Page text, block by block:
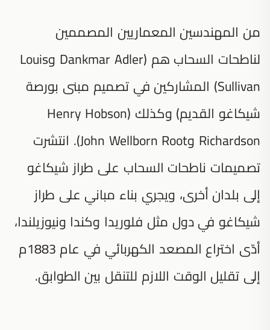
من المهندسين المعماريين المصممين
لناطحات السحاب هم (Dankmar Adler وLouis
Sullivan) المشاركين في تصميم مبنى بورصة
شيكاغو القديم) وكذلك (Henry Hobson
Richardson وJohn Wellborn Root). انتشرت
تصميمات ناطحات السحاب على طراز شيكاغو
إلى بلدان أخرى، ويجري بناء مباني على طراز
شيكاغو في دول مثل فلوريدا وكندا ونيوزيلندا،
أدّى اختراع المصعد الكهربائي في عام 1883م
إلى تقليل الوقت اللازم للتنقل بين الطوابق.